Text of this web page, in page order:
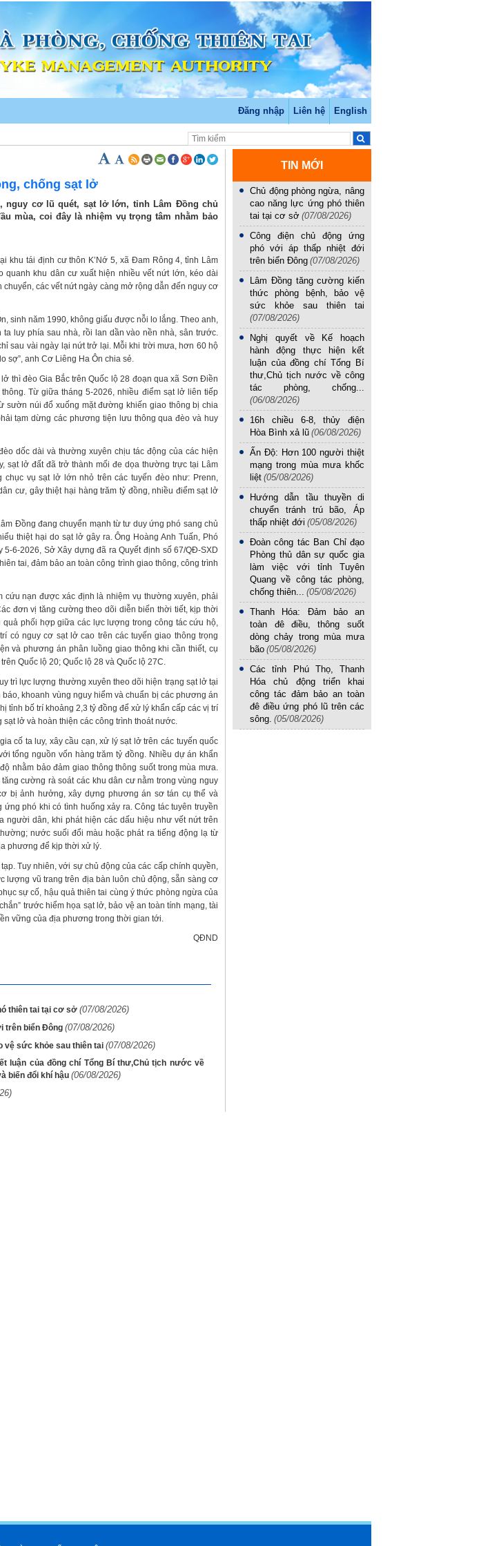
Đăng nhập Liên hệ English
chống sạt lở
cơ lũ quét, sạt lở lớn, tỉnh Lâm Đồng chủ
mùa, coi đây là nhiệm vụ trọng tâm nhằm bảo
khu tái định cư thôn K’Nớ 5, xã Đam Rông 4, tỉnh Lâm
khu dân cư xuất hiện nhiều vết nứt lớn, kéo dài
các vết nứt ngày càng mở rộng dẫn đến nguy cơ
sinh năm 1990, không giấu được nỗi lo lắng. Theo anh,
luy phía sau nhà, rồi lan dần vào nền nhà, sân trước.
sau vài ngày lại nứt trở lại. Mỗi khi trời mưa, hơn 60 hộ
sợ”, anh Cơ Liêng Ha Ôn chia sẻ.
thì đèo Gia Bắc trên Quốc lộ 28 đoạn qua xã Sơn Điền
Từ giữa tháng 5-2026, nhiều điểm sạt lở liên tiếp
sườn núi đổ xuống mặt đường khiến giao thông bị chia
tạm dừng các phương tiện lưu thông qua đèo và huy
dốc dài và thường xuyên chịu tác động của các hiện
sạt lở đất đã trở thành mối đe dọa thường trực tại Lâm
vụ sạt lở lớn nhỏ trên các tuyến đèo như: Prenn,
cư, gây thiệt hại hàng trăm tỷ đồng, nhiều điểm sạt lở
Đồng đang chuyển mạnh từ tư duy ứng phó sang chủ
thiệt hại do sạt lở gây ra. Ông Hoàng Anh Tuấn, Phó
6-2026, Sở Xây dựng đã ra Quyết định số 67/QĐ-SXD
tai, đảm bảo an toàn công trình giao thông, công trình
cứu nạn được xác định là nhiệm vụ thường xuyên, phải
đơn vị tăng cường theo dõi diễn biến thời tiết, kịp thời
phối hợp giữa các lực lượng trong công tác cứu hộ,
có nguy cơ sạt lở cao trên các tuyến giao thông trọng
và phương án phân luồng giao thông khi cần thiết, cụ
Quốc lộ 20; Quốc lộ 28 và Quốc lộ 27C.
trì lực lượng thường xuyên theo dõi hiện trạng sạt lở tại
khoanh vùng nguy hiểm và chuẩn bị các phương án
bố trí khoảng 2,3 tỷ đồng để xử lý khẩn cấp các vị trí
lở và hoàn thiện các công trình thoát nước.
cố ta luy, xây cầu cạn, xử lý sạt lở trên các tuyến quốc
tổng nguồn vốn hàng trăm tỷ đồng. Nhiều dự án khẩn
nhằm bảo đảm giao thông thông suốt trong mùa mưa.
cường rà soát các khu dân cư nằm trong vùng nguy
bị ảnh hưởng, xây dựng phương án sơ tán cụ thể và
phó khi có tình huống xảy ra. Công tác tuyên truyền
người dân, khi phát hiện các dấu hiệu như vết nứt trên
nước suối đổi màu hoặc phát ra tiếng động lạ từ
phương để kịp thời xử lý.
Tuy nhiên, với sự chủ động của các cấp chính quyền,
lượng vũ trang trên địa bàn luôn chủ động, sẵn sàng cơ
sự cố, hậu quả thiên tai cùng ý thức phòng ngừa của
trước hiểm họa sạt lở, bảo vệ an toàn tính mạng, tài
vững của địa phương trong thời gian tới.
QĐND
thiên tai tại cơ sở(07/08/2026)
trên biển Đông(07/08/2026)
vệ sức khỏe sau thiên tai(07/08/2026)
luận của đồng chí Tổng Bí thư,Chủ tịch nước về
biến đổi khí hậu(06/08/2026)
TIN MỚI
Chủ động phòng ngừa, nâng
cao năng lực ứng phó thiên
tai tại cơ sở (07/08/2026)
Công điện chủ động ứng
phó với áp thấp nhiệt đới
trên biển Đông (07/08/2026)
Lâm Đồng tăng cường kiến
thức phòng bệnh, bảo vệ
sức khỏe sau thiên tai
(07/08/2026)
Nghị quyết về Kế hoạch
hành động thực hiện kết
luận của đồng chí Tổng Bí
thư,Chủ tịch nước về công
tác phòng, chống...
(06/08/2026)
16h chiều 6-8, thủy điện
Hòa Bình xả lũ (06/08/2026)
Ấn Độ: Hơn 100 người thiệt
mạng trong mùa mưa khốc
liệt (05/08/2026)
Hướng dẫn tầu thuyền di
chuyển tránh trú bão, Áp
thấp nhiệt đới (05/08/2026)
Đoàn công tác Ban Chỉ đạo
Phòng thủ dân sự quốc gia
làm việc với tỉnh Tuyên
Quang về công tác phòng,
chống thiên... (05/08/2026)
Thanh Hóa: Đảm bảo an
toàn đê điều, thông suốt
dòng chảy trong mùa mưa
bão (05/08/2026)
Các tỉnh Phú Thọ, Thanh
Hóa chủ động triển khai
công tác đảm bảo an toàn
đê điều ứng phó lũ trên các
sông. (05/08/2026)